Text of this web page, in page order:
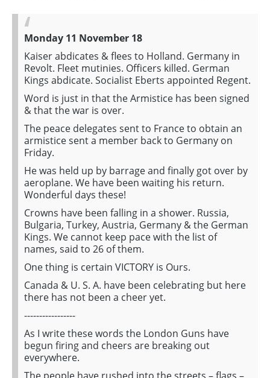
Monday 11 November 18
Kaiser abdicates & flees to Holland. Germany in
Revolt. Fleet mutinies. Officers killed. German
Kings abdicate. Socialist Eberts appointed Regent.
Word is just in that the Armistice has been signed
& that the war is over.
The peace delegates sent to France to obtain an
armistice sent a member back to Germany on
Friday.
He was held up by barrage and finally got over by
aeroplane. We have been waiting his return.
Wonderful days these!
Crowns have been falling in a shower. Russia,
Bulgaria, Turkey, Austria, Germany & the German
Kings. We cannot keep pace with the list of
names, said to 26 of them.
One thing is certain VICTORY is Ours.
Canada & U. S. A. have been celebrating but here
there has not been a cheer yet.
-----------------
As I write these words the London Guns have
begun firing and cheers are breaking out
everywhere.